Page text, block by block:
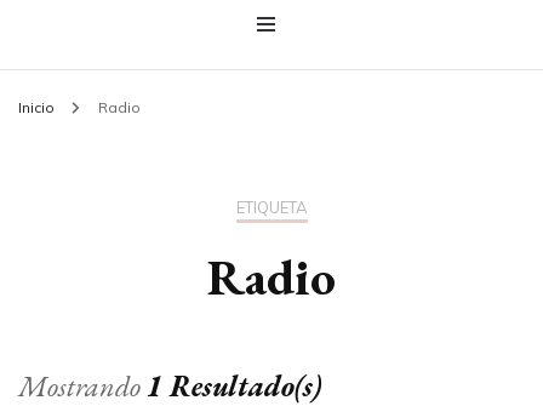
Inicio Radio
ETIQUETA
Radio
Mostrando1 Resultado(s)